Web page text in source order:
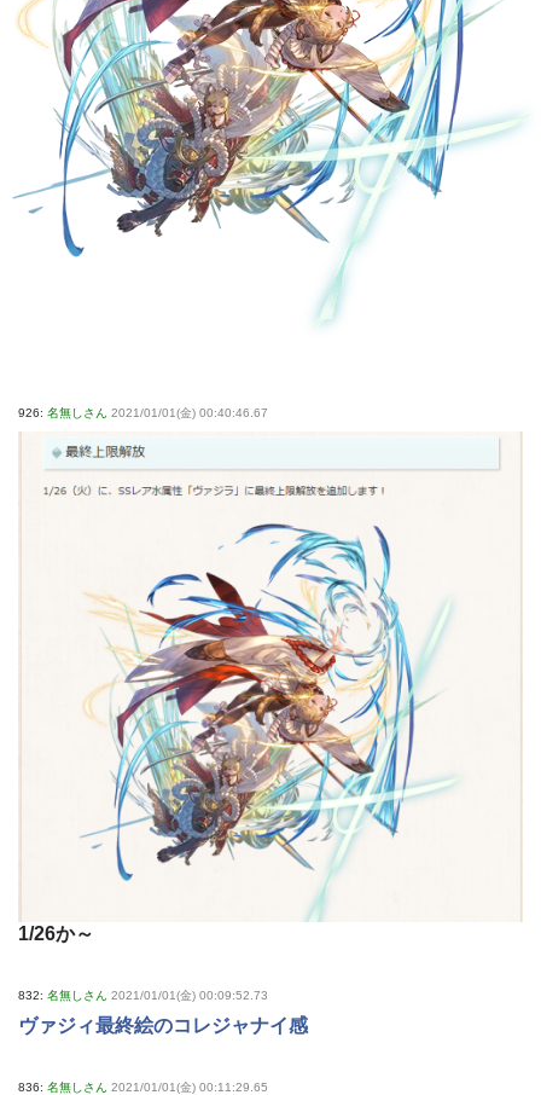
926: 名無しさん 2021/01/01(金) 00:40:46.67
1/26か～
832: 名無しさん 2021/01/01(金) 00:09:52.73
ヴァジィ最終絵のコレジャナイ感
836: 名無しさん 2021/01/01(金) 00:11:29.65